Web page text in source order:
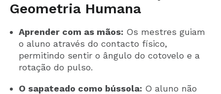
Geometria Humana
Aprender com as mãos: Os mestres guiam
o aluno através do contacto físico,
permitindo sentir o ângulo do cotovelo e a
rotação do pulso.
O sapateado como bússola: O aluno não